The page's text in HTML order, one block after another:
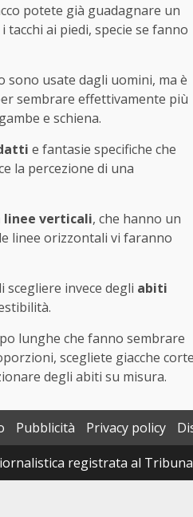
potete già guadagnare un
ai piedi, specie se fanno
sono usate dagli uomini, ma è
sembrare effettivamente più
e schiena.
e fantasie specifiche che
la percezione di una
linee verticali, che hanno un
linee orizzontali vi faranno
invece degli abiti
lunghe che fanno sembrare
scegliete giacche
degli abiti su misura.
Pubblicità Privacy policy
registrata al